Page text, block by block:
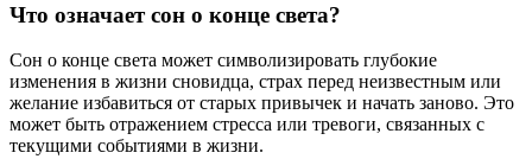
Что означает сон о конце света?
Сон о конце света может символизировать глубокие
изменения в жизни сновидца, страх перед неизвестным или
желание избавиться от старых привычек и начать заново. Это
может быть отражением стресса или тревоги, связанных с
текущими событиями в жизни.